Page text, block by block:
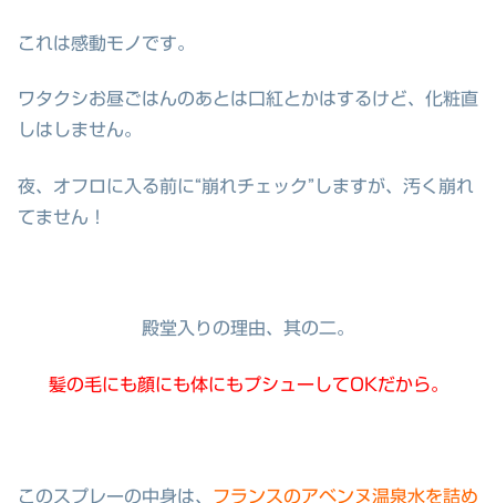
これは感動モノです。
ワタクシお昼ごはんのあとは口紅とかはするけど、化粧直
しはしません。
夜、オフロに入る前に“崩れチェック”しますが、汚く崩れ
てません！
殿堂入りの理由、其の二。
髪の毛にも顔にも体にもプシューしてOKだから。
このスプレーの中身は、 フランスのアベンヌ温泉水を詰め